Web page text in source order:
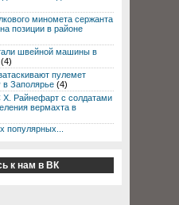
миномета сержанта
позиции в районе
швейной машины в
(4)
пулемет
в Заполярье (4)
Райнефарт с солдатами
вермахта в
популярных...
к нам в ВК